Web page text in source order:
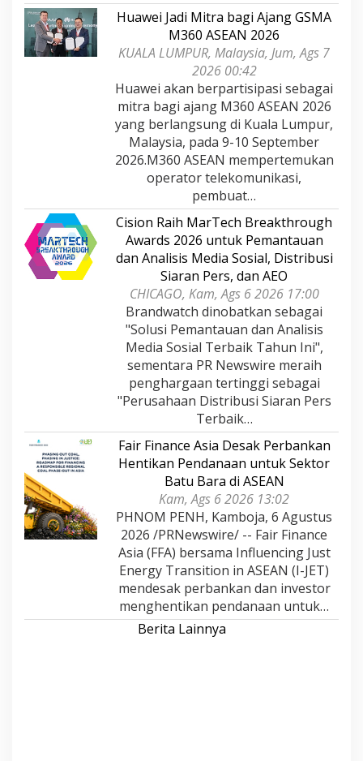
Huawei Jadi Mitra bagi Ajang GSMA
M360 ASEAN 2026
KUALA LUMPUR, Malaysia, Jum, Ags 7
2026 00:42
Huawei akan berpartisipasi sebagai
mitra bagi ajang M360 ASEAN 2026
yang berlangsung di Kuala Lumpur,
Malaysia, pada 9-10 September
2026.M360 ASEAN mempertemukan
operator telekomunikasi,
pembuat…
Cision Raih MarTech Breakthrough
Awards 2026 untuk Pemantauan
dan Analisis Media Sosial, Distribusi
Siaran Pers, dan AEO
CHICAGO, Kam, Ags 6 2026 17:00
Brandwatch dinobatkan sebagai
"Solusi Pemantauan dan Analisis
Media Sosial Terbaik Tahun Ini",
sementara PR Newswire meraih
penghargaan tertinggi sebagai
"Perusahaan Distribusi Siaran Pers
Terbaik…
Fair Finance Asia Desak Perbankan
Hentikan Pendanaan untuk Sektor
Batu Bara di ASEAN
Kam, Ags 6 2026 13:02
PHNOM PENH, Kamboja, 6 Agustus
2026 /PRNewswire/ -- Fair Finance
Asia (FFA) bersama Influencing Just
Energy Transition in ASEAN (I-JET)
mendesak perbankan dan investor
menghentikan pendanaan untuk…
Berita Lainnya